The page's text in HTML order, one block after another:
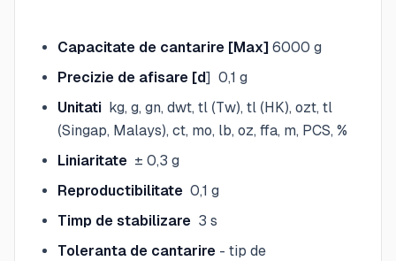
Capacitate de cantarire [Max] 6000 g
Precizie de afisare [d] 0,1 g
Unitati kg, g, gn, dwt, tl (Tw), tl (HK), ozt, tl
(Singap, Malays), ct, mo, lb, oz, ffa, m, PCS, %
Liniaritate ± 0,3 g
Reproductibilitate 0,1 g
Timp de stabilizare 3 s
Toleranta de cantarire - tip de